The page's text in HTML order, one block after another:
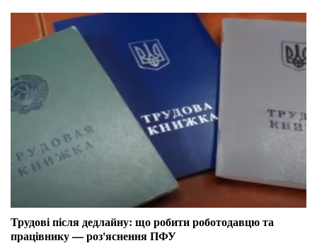
Трудові після дедлайну: що робити роботодавцю та
працівнику — роз'яснення ПФУ